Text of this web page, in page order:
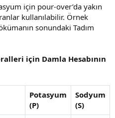
için pour-over’da yakın
kullanılabilir. Örnek
sonundaki Tadım
için Damla Hesabının
Potasyum
(P)
Sodyum
(S)